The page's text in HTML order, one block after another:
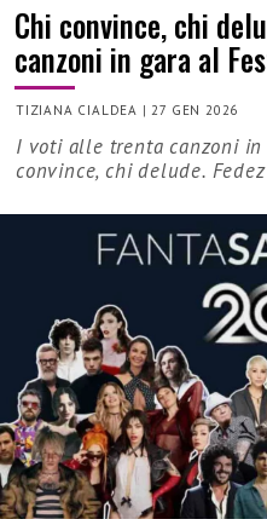
Chi convince, chi
canzoni in gara al
TIZIANA CIALDEA | 27 GEN 2026
I voti alle trenta canzoni in
convince, chi delude.